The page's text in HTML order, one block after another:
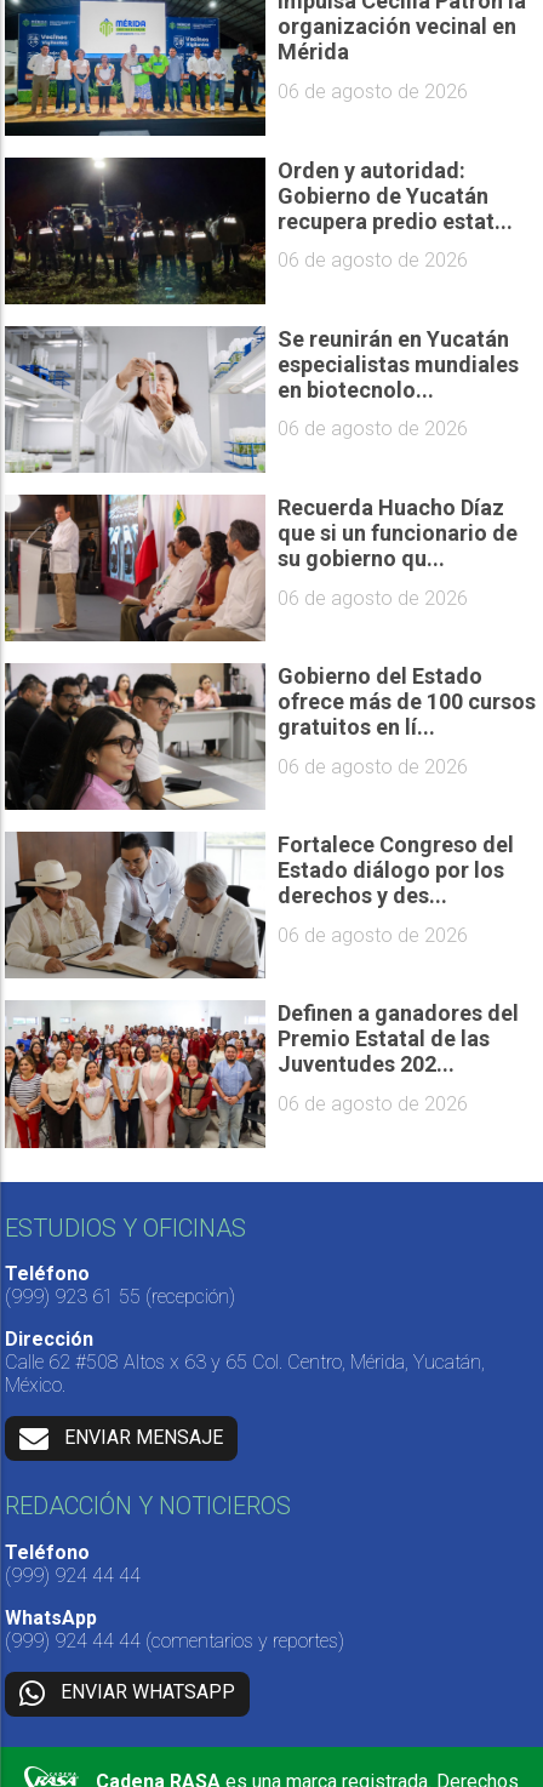
organización vecinal en
Mérida
06 de agosto de 2026
Orden y autoridad:
Gobierno de Yucatán
recupera predio estat...
06 de agosto de 2026
Se reunirán en Yucatán
especialistas mundiales
en biotecnolo...
06 de agosto de 2026
Recuerda Huacho Díaz
que si un funcionario de
su gobierno qu...
06 de agosto de 2026
Gobierno del Estado
ofrece más de 100 cursos
gratuitos en lí...
06 de agosto de 2026
Fortalece Congreso del
Estado diálogo por los
derechos y des...
06 de agosto de 2026
Definen a ganadores del
Premio Estatal de las
Juventudes 202...
06 de agosto de 2026
ESTUDIOS Y OFICINAS
Teléfono
(999) 923 61 55 (recepción)
Dirección
Calle 62 #508 Altos x 63 y 65 Col. Centro, Mérida, Yucatán,
México.
ENVIAR MENSAJE
REDACCIÓN Y NOTICIEROS
Teléfono
(999) 924 44 44
WhatsApp
(999) 924 44 44 (comentarios y reportes)
ENVIAR WHATSAPP
Cadena RASA es una marca registrada. Derechos